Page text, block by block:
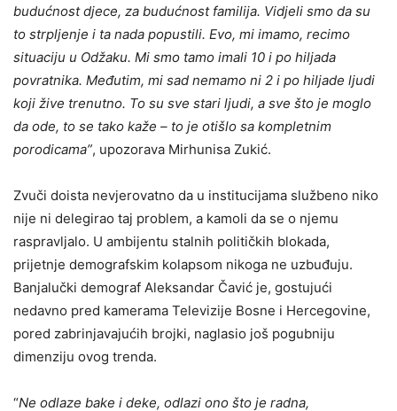
budućnost djece, za budućnost familija. Vidjeli smo da su
to strpljenje i ta nada popustili. Evo, mi imamo, recimo
situaciju u Odžaku. Mi smo tamo imali 10 i po hiljada
povratnika. Međutim, mi sad nemamo ni 2 i po hiljade ljudi
koji žive trenutno. To su sve stari ljudi, a sve što je moglo
da ode, to se tako kaže – to je otišlo sa kompletnim
porodicama”, upozorava Mirhunisa Zukić.
Zvuči doista nevjerovatno da u institucijama službeno niko
nije ni delegirao taj problem, a kamoli da se o njemu
raspravljalo. U ambijentu stalnih političkih blokada,
prijetnje demografskim kolapsom nikoga ne uzbuđuju.
Banjalučki demograf Aleksandar Čavić je, gostujući
nedavno pred kamerama Televizije Bosne i Hercegovine,
pored zabrinjavajućih brojki, naglasio još pogubniju
dimenziju ovog trenda.
“Ne odlaze bake i deke, odlazi ono što je radna,